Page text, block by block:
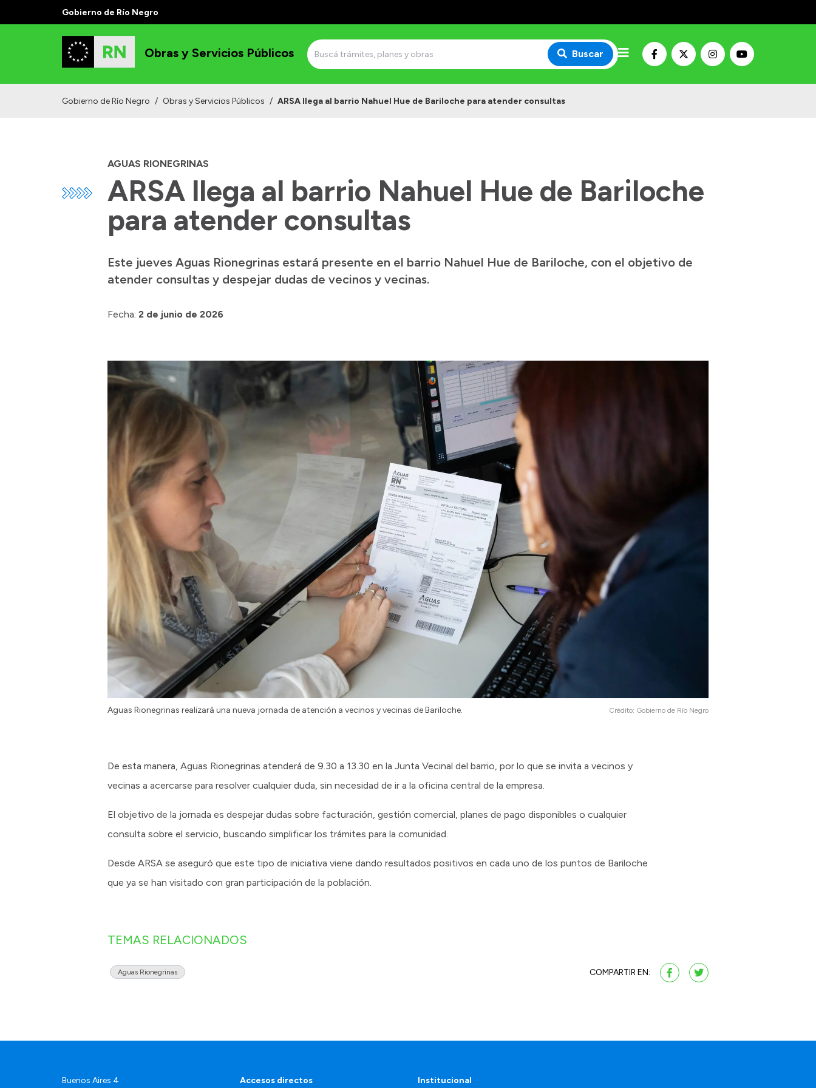
Gobierno de Río Negro
Obras y Servicios Públicos Buscar
Gobierno de Río Negro / Obras y Servicios Públicos / ARSA llega al barrio Nahuel Hue de Bariloche para atender consultas
AGUAS RIONEGRINAS
ARSA llega al barrio Nahuel Hue de Bariloche
para atender consultas
Este jueves Aguas Rionegrinas estará presente en el barrio Nahuel Hue de Bariloche, con el objetivo de
atender consultas y despejar dudas de vecinos y vecinas.
Fecha: 2 de junio de 2026
Aguas Rionegrinas realizará una nueva jornada de atención a vecinos y vecinas de Bariloche. Crédito: Gobierno de Río Negro
De esta manera, Aguas Rionegrinas atenderá de 9.30 a 13.30 en la Junta Vecinal del barrio, por lo que se invita a vecinos y
vecinas a acercarse para resolver cualquier duda, sin necesidad de ir a la oficina central de la empresa.
El objetivo de la jornada es despejar dudas sobre facturación, gestión comercial, planes de pago disponibles o cualquier
consulta sobre el servicio, buscando simplificar los trámites para la comunidad.
Desde ARSA se aseguró que este tipo de iniciativa viene dando resultados positivos en cada uno de los puntos de Bariloche
que ya se han visitado con gran participación de la población.
TEMAS RELACIONADOS
Aguas Rionegrinas COMPARTIR EN:
Buenos Aires 4
Accesos directos Institucional